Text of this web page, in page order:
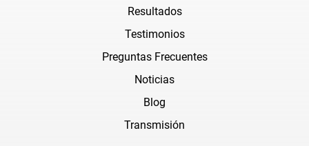
Resultados
Testimonios
Preguntas Frecuentes
Noticias
Blog
Transmisión